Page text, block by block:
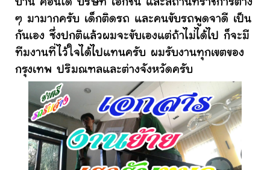
บ้าน คอนโด บริษัท เอกชน และสถานที่ราชการต่าง
ๆ มามากครับ เด็กติดรถ และคนขับรถพูดจาดี เป็น
กันเอง ซึ่งปกติแล้วผมจะขับเองแต่ถ้าไม่ได้ไป ก็จะมี
ทีมงานที่ไว้ใจได้ไปแทนครับ ผมรับงานทุกเขตของ
กรุงเทพ ปริมณฑลและต่างจังหวัดครับ